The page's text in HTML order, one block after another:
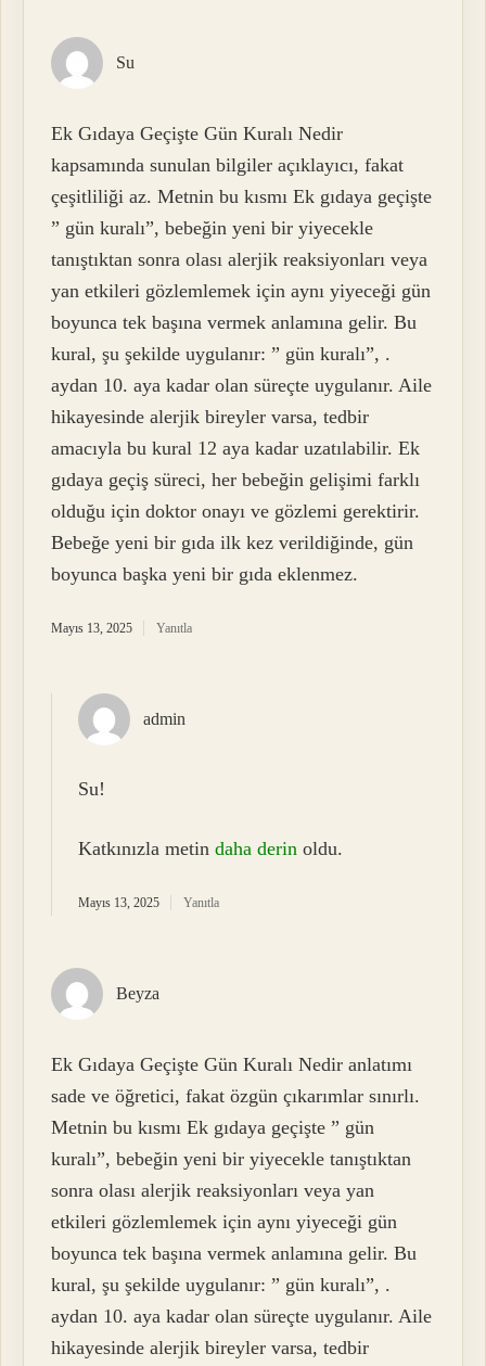
Su
Ek Gıdaya Geçişte Gün Kuralı Nedir
kapsamında sunulan bilgiler açıklayıcı, fakat
çeşitliliği az. Metnin bu kısmı Ek gıdaya geçişte
” gün kuralı”, bebeğin yeni bir yiyecekle
tanıştıktan sonra olası alerjik reaksiyonları veya
yan etkileri gözlemlemek için aynı yiyeceği gün
boyunca tek başına vermek anlamına gelir. Bu
kural, şu şekilde uygulanır: ” gün kuralı”, .
aydan 10. aya kadar olan süreçte uygulanır. Aile
hikayesinde alerjik bireyler varsa, tedbir
amacıyla bu kural 12 aya kadar uzatılabilir. Ek
gıdaya geçiş süreci, her bebeğin gelişimi farklı
olduğu için doktor onayı ve gözlemi gerektirir.
Bebeğe yeni bir gıda ilk kez verildiğinde, gün
boyunca başka yeni bir gıda eklenmez.
Mayıs 13, 2025 Yanıtla
admin
Su!
Katkınızla metindaha derin oldu.
Mayıs 13, 2025 Yanıtla
Beyza
Ek Gıdaya Geçişte Gün Kuralı Nedir anlatımı
sade ve öğretici, fakat özgün çıkarımlar sınırlı.
Metnin bu kısmı Ek gıdaya geçişte ” gün
kuralı”, bebeğin yeni bir yiyecekle tanıştıktan
sonra olası alerjik reaksiyonları veya yan
etkileri gözlemlemek için aynı yiyeceği gün
boyunca tek başına vermek anlamına gelir. Bu
kural, şu şekilde uygulanır: ” gün kuralı”, .
aydan 10. aya kadar olan süreçte uygulanır. Aile
hikayesinde alerjik bireyler varsa, tedbir